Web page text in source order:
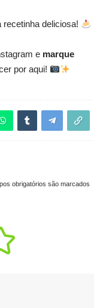
deliciosa!
e marque
por aqui!
obrigatórios são marcados